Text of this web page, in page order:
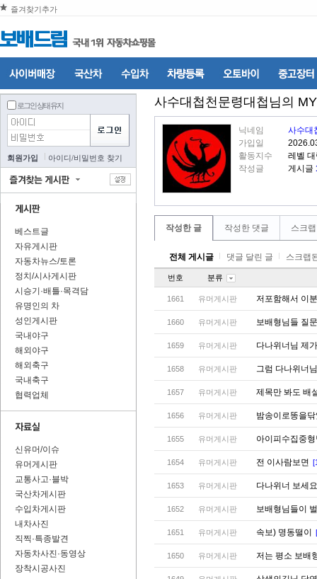
즐겨찾기추가
로그인 상태 유지
회원가입 아이디/비밀번호 찾기
베스트글
자유게시판
자동차뉴스/토론
정치/시사게시판
시승기·배틀·목격담
유명인의 차
성인게시판
국내야구
해외야구
해외축구
국내축구
협력업체
신유머/이슈
유머게시판
교통사고·블박
국산차게시판
수입차게시판
내차사진
직찍·특종발견
자동차사진·동영상
장착시공사진
사수대첩천문령대첩 님의
닉네임
사수대
가입일
활동지수
레벨
작성글
게시글
작성한 글 작성한 댓글 스크
전체 게시글 댓글 달린 글 스크랩
번호 분류
1661 유머게시판 저포함해서 이
1660 유머게시판 보배형님들 질
1659 유머게시판 다나위너님 제
1658 유머게시판 그럼 다나위너
1657 유머게시판 제목만 봐도 배
1656 유머게시판 밤송이로똥을
1655 유머게시판 아이피수집중
1654 유머게시판 전 이사람보면
1653 유머게시판 다나위너 보세
1652 유머게시판 보배형님들이
1651 유머게시판 속보) 명동떨이
1650 유머게시판 저는 평소 보배